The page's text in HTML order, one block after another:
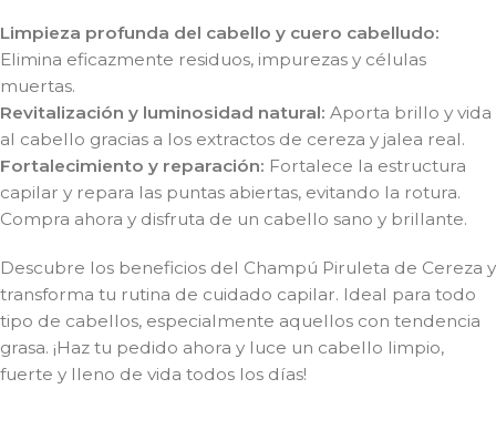
Limpieza profunda del cabello y cuero cabelludo:
Elimina eficazmente residuos, impurezas y células
muertas.
Revitalización y luminosidad natural: Aporta brillo y vida
al cabello gracias a los extractos de cereza y jalea real.
Fortalecimiento y reparación: Fortalece la estructura
capilar y repara las puntas abiertas, evitando la rotura.
Compra ahora y disfruta de un cabello sano y brillante.
Descubre los beneficios del Champú Piruleta de Cereza y
transforma tu rutina de cuidado capilar. Ideal para todo
tipo de cabellos, especialmente aquellos con tendencia
grasa. ¡Haz tu pedido ahora y luce un cabello limpio,
fuerte y lleno de vida todos los días!